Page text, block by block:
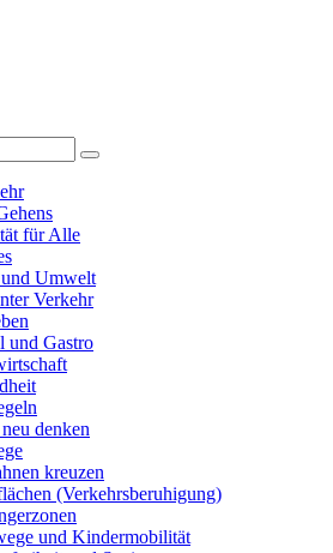
für Alle
Umwelt
Verkehr
und Gastro
denken
kreuzen
(Verkehrsberuhigung)
und Kindermobilität